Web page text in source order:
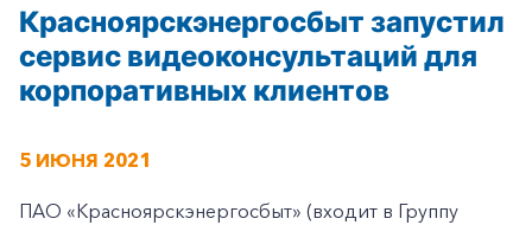
Красноярскэнергосбыт запустил
сервис видеоконсультаций для
корпоративных клиентов
5 ИЮНЯ 2021
ПАО «Красноярскэнергосбыт» (входит в Группу